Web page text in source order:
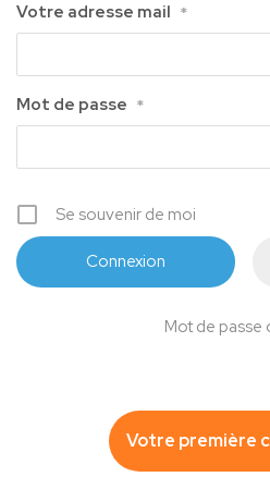
Votre adresse mail *
Mot de passe *
Se souvenir de moi
Mot de passe
Votre première